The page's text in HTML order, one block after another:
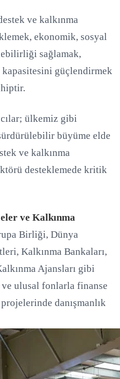
ve kalkınma
ekonomik, sosyal
sağlamak,
güçlendirmek
ülkemiz gibi
büyüme elde
ve kalkınma
desteklemede kritik
ve Kalkınma
Birliği, Dünya
Kalkınma Bankaları,
Ajansları gibi
ve ulusal fonlarla finanse
danışmanlık